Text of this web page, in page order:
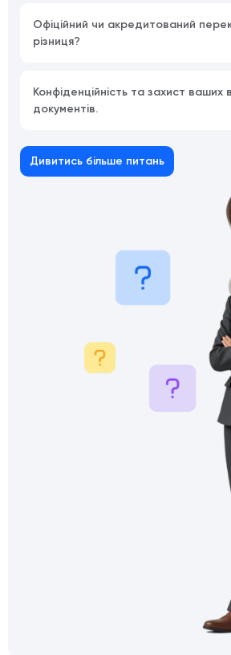
Офіційний чи акредитований
різниця?
Конфіденційність та захист ваших
документів.
Дивитись більше питань